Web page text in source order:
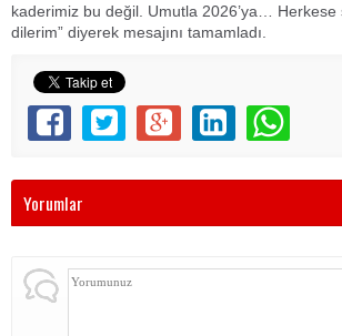
kaderimiz bu değil. Umutla 2026’ya… Herkese
dilerim” diyerek mesajını tamamladı.
Yorumlar